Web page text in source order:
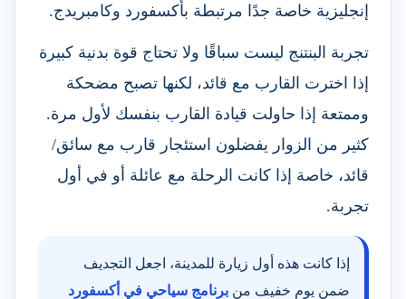
إنجليزية خاصة جدًا مرتبطة بأكسفورد وكامبريدج.
تجربة البنتنج ليست سباقًا ولا تحتاج قوة بدنية كبيرة
إذا اخترت القارب مع قائد، لكنها تصبح مضحكة
وممتعة إذا حاولت قيادة القارب بنفسك لأول مرة.
كثير من الزوار يفضلون استئجار قارب مع سائق/
قائد، خاصة إذا كانت الرحلة مع عائلة أو في أول
تجربة.
إذا كانت هذه أول زيارة للمدينة، اجعل التجديف
ضمن يوم خفيف من برنامج سياحي في أكسفورد